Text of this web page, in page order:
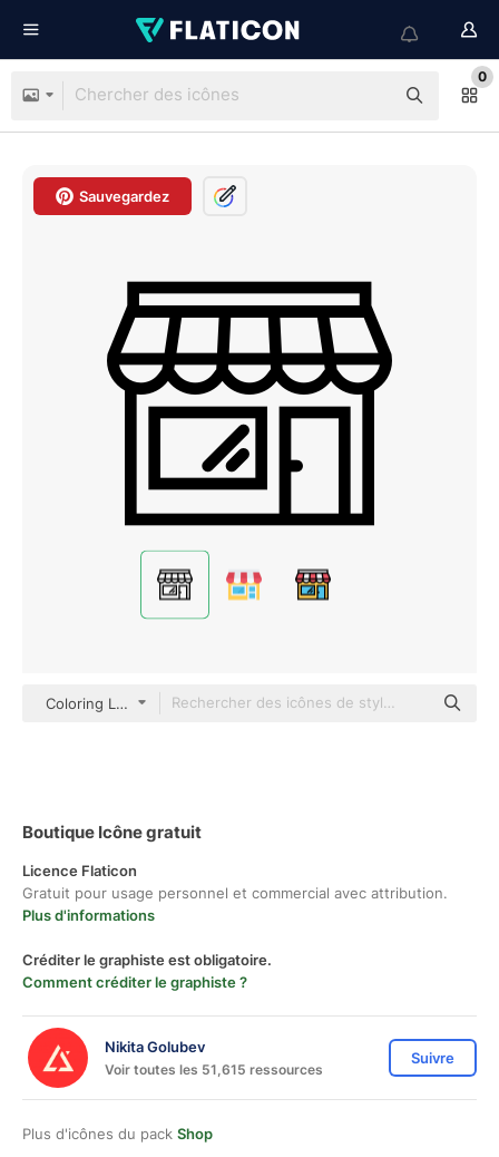
0
Sauvegardez
Coloring Lineal
Boutique Icône gratuit
Licence Flaticon
Gratuit pour usage personnel et commercial avec attribution.
Plus d'informations
Créditer le graphiste est obligatoire.
Comment créditer le graphiste ?
Nikita Golubev
Voir toutes les 51,615 ressources
Suivre
Plus d'icônes du pack Shop